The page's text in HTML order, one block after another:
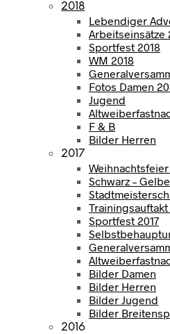
2018
Lebendiger
Arbeitseinsätze
Sportfest 2018
WM 2018
Fotos Damen
Jugend
F & B
Bilder Herren
2017
Schwarz –
Sportfest 2017
Bilder Damen
Bilder Herren
Bilder Jugend
Bilder
2016